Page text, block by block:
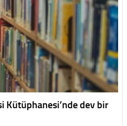
Kütüphanesi’nde dev bir